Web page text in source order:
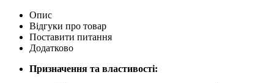
Опис
Відгуки про товар
Поставити питання
Додатково
Призначення та властивості: